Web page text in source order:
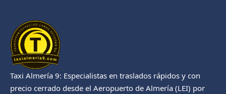
Taxi Almería 9: Especialistas en traslados rápidos y con
precio cerrado desde el Aeropuerto de Almería (LEI) por